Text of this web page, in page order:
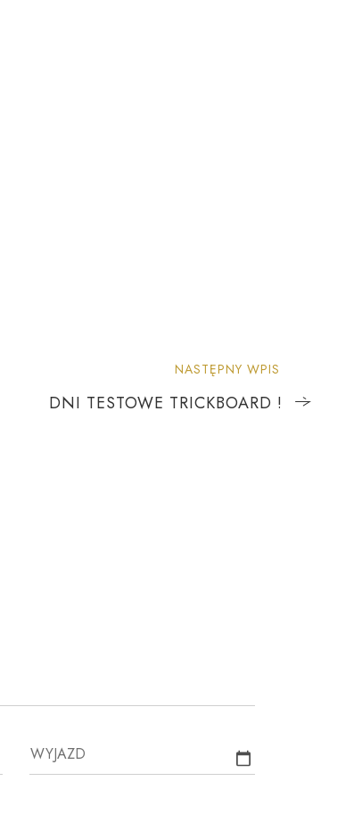
NASTĘPNY WPIS
DNI TESTOWE TRICKBOARD !
WYJAZD